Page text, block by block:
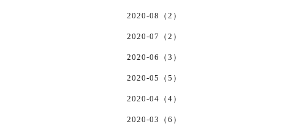
2020-08（2）
2020-07（2）
2020-06（3）
2020-05（5）
2020-04（4）
2020-03（6）